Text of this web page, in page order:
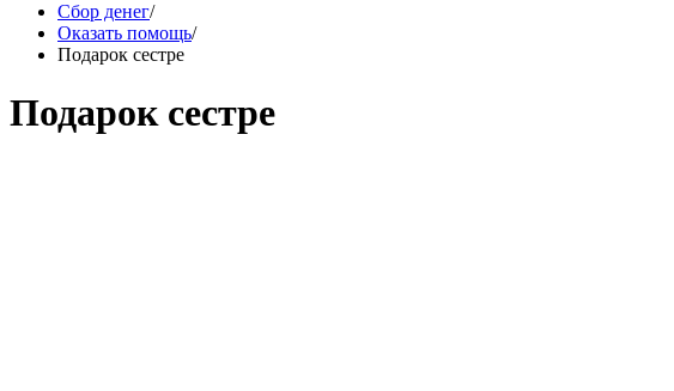
Сбор денег/
Оказать помощь/
Подарок сестре
Подарок сестре